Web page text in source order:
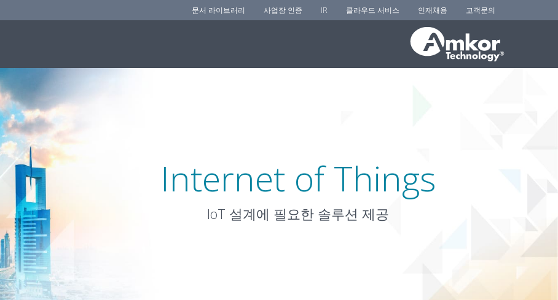
문서 라이브러리 사업장 인증 IR 클라우드 서비스 인재채용 고객문의
Internet of Things
IoT 설계에 필요한 솔루션 제공